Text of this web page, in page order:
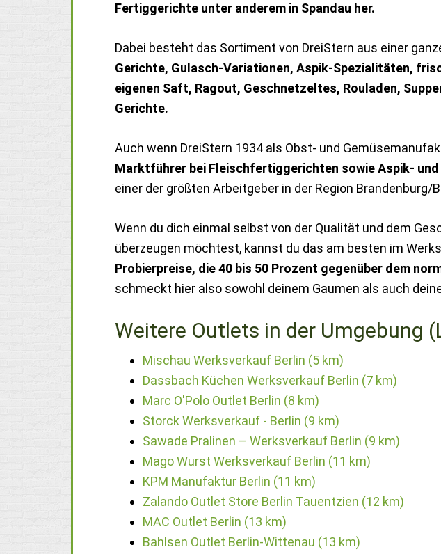
Fertiggerichte unter anderem in Spandau her.
Dabei besteht das Sortiment von DreiStern aus einer
Gerichte, Gulasch-Variationen, Aspik-Spezialitäten,
eigenen Saft, Ragout, Geschnetzeltes, Rouladen,
Gerichte.
Auch wenn DreiStern 1934 als Obst- und
Marktführer bei Fleischfertiggerichten sowie Aspik-
einer der größten Arbeitgeber in der Region Brandenburg/
Wenn du dich einmal selbst von der Qualität und dem
überzeugen möchtest, kannst du das am besten im
Probierpreise, die 40 bis 50 Prozent gegenüber dem
schmeckt hier also sowohl deinem Gaumen als auch
Weitere Outlets in der Umgebung
Mischau Werksverkauf Berlin (5 km)
Dassbach Küchen Werksverkauf Berlin (7 km)
Marc O'Polo Outlet Berlin (8 km)
Storck Werksverkauf - Berlin (9 km)
Sawade Pralinen – Werksverkauf Berlin (9 km)
Mago Wurst Werksverkauf Berlin (11 km)
KPM Manufaktur Berlin (11 km)
Zalando Outlet Store Berlin Tauentzien (12 km)
MAC Outlet Berlin (13 km)
Bahlsen Outlet Berlin-Wittenau (13 km)